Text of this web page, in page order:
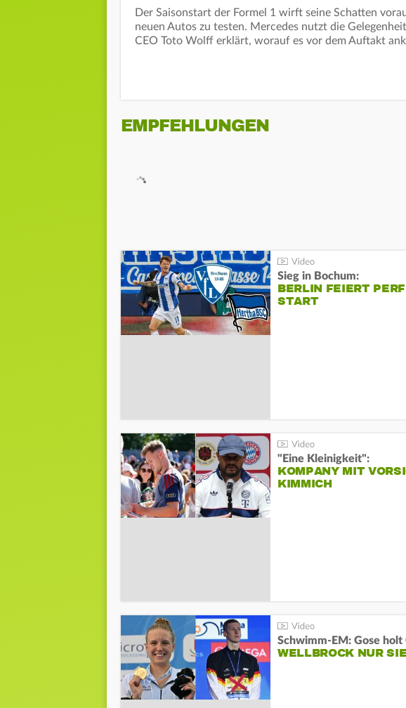
Der Saisonstart der Formel 1 wirft seine Schatten
neuen Autos zu testen. Mercedes nutzt die
CEO Toto Wolff erklärt, worauf es vor dem Auftakt
EMPFEHLUNGEN
Sieg in Bochum:
BERLIN FEIERT
START
"Eine Kleinigkeit":
KOMPANY MIT
KIMMICH
Schwimm-EM: Gose holt
WELLBROCK NUR